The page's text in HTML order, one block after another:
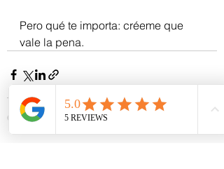
Pero qué te importa: créeme que
vale la pena.